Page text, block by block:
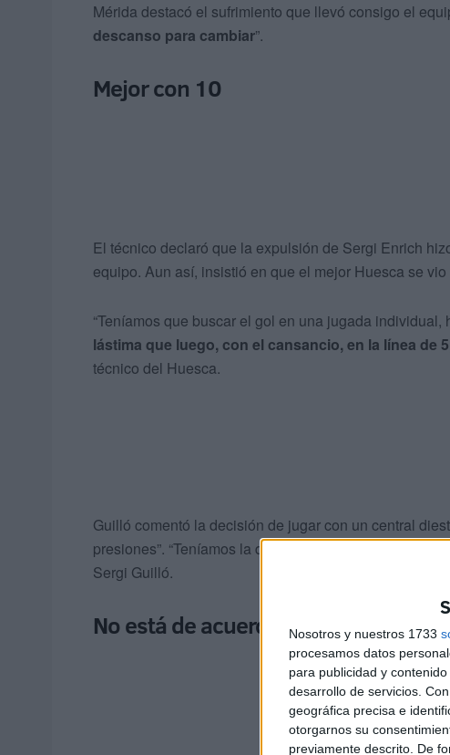
Nosotros y nuestros 1733
procesamos datos
para publicidad y
desarrollo de servicios.
geográfica precisa e
otorgarnos su
previamente descrito. De
Mérida destacó el sufrimiento que llevó consigo el
descanso para cambiar”.
Mejor con 10
El técnico declaró que la expulsión de Sergi Enrich
equipo. Aun así, insistió en que el mejor Huesca se
“Teníamos que buscar el gol en una jugada
lástima que luego, con el cansancio, en la línea de
técnico del Huesca.
Guilló comentó la decisión de jugar con un central
presiones”. “Teníamos la duda de si iba a jugar Koné
Sergi Guilló.
No está de acuerdo con la roja a